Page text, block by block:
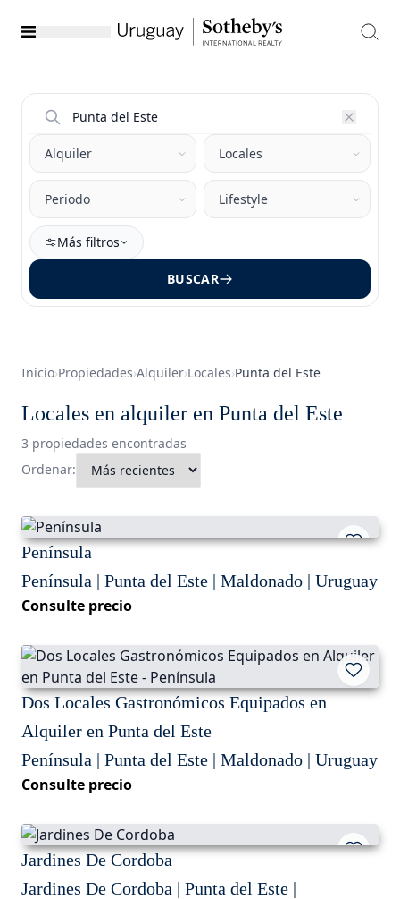
Más filtros
BUSCAR
Inicio›Propiedades›Alquiler›Locales›Punta del Este
Locales en alquiler en Punta del Este
3 propiedades encontradas
Ordenar:
Península
Península | Punta del Este | Maldonado | Uruguay
Consulte precio
Dos Locales Gastronómicos Equipados en
Alquiler en Punta del Este
Península | Punta del Este | Maldonado | Uruguay
Consulte precio
Jardines De Cordoba
Jardines De Cordoba | Punta del Este |